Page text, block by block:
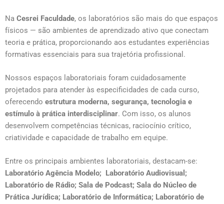
Na Cesrei Faculdade, os laboratórios são mais do que espaços
físicos — são ambientes de aprendizado ativo que conectam
teoria e prática, proporcionando aos estudantes experiências
formativas essenciais para sua trajetória profissional.
Nossos espaços laboratoriais foram cuidadosamente
projetados para atender às especificidades de cada curso,
oferecendo estrutura moderna, segurança, tecnologia e
estímulo à prática interdisciplinar. Com isso, os alunos
desenvolvem competências técnicas, raciocínio crítico,
criatividade e capacidade de trabalho em equipe.
Entre os principais ambientes laboratoriais, destacam-se:
Laboratório Agência Modelo; Laboratório Audiovisual;
Laboratório de Rádio; Sala de Podcast; Sala do Núcleo de
Prática Jurídica; Laboratório de Informática; Laboratório de